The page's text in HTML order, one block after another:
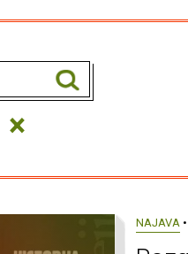
×
NAJAVA